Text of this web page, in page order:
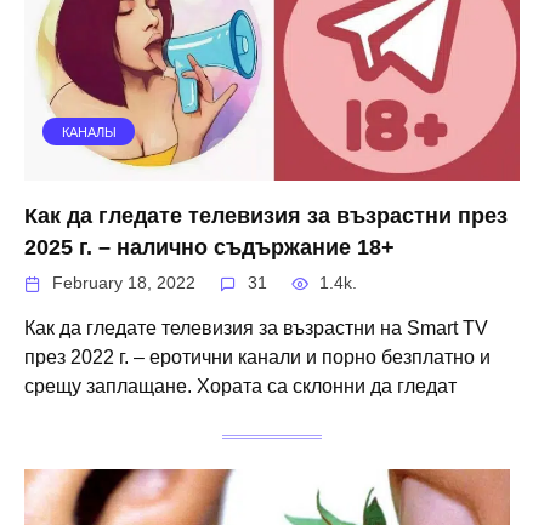
КАНАЛЫ
Как да гледате телевизия за възрастни през
2025 г. – налично съдържание 18+
February 18, 2022 31 1.4k.
Как да гледате телевизия за възрастни на Smart TV
през 2022 г. – еротични канали и порно безплатно и
срещу заплащане. Хората са склонни да гледат